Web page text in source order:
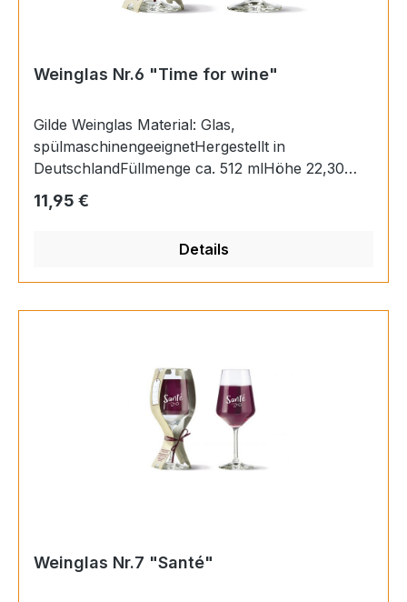
Weinglas Nr.6 "Time for wine"
Gilde Weinglas Material: Glas,
spülmaschinengeeignetHergestellt in
DeutschlandFüllmenge ca. 512 mlHöhe 22,30
Regulärer Preis:
11,95 €
Details
Weinglas Nr.7 "Santé"